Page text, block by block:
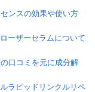
ンスの効果や使い方
ーザーセラムについて
口コミを元に成分解
ラピッドリンクルリペ